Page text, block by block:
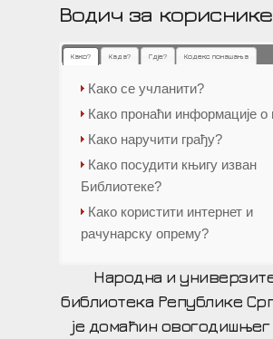
Водич за кориснике
Како? Када? Гдје? Кодекс понашања
Како се учланити?
Како пронаћи информације о
Како наручити грађу?
Како посудити књигу изван
Библиотеке?
Како користити интернет и
рачунарску опрему?
Народна и
библиотека Републике
је домаћин овогодишњег